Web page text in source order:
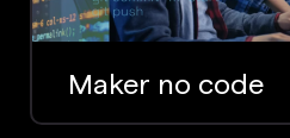
Maker no code